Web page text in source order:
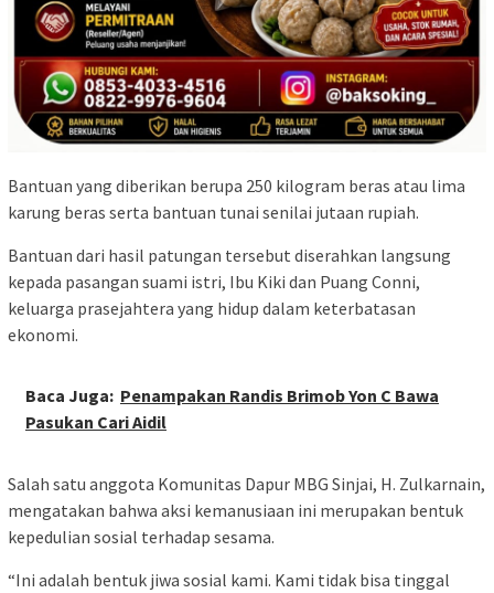
‎‎Bantuan yang diberikan berupa 250 kilogram beras atau lima
karung beras serta bantuan tunai senilai jutaan rupiah.
‎‎Bantuan dari hasil patungan tersebut diserahkan langsung
kepada pasangan suami istri, Ibu Kiki dan Puang Conni,
keluarga prasejahtera yang hidup dalam keterbatasan
ekonomi.
Baca Juga: Penampakan Randis Brimob Yon C Bawa
Pasukan Cari Aidil
‎‎Salah satu anggota Komunitas Dapur MBG Sinjai, H. Zulkarnain,
mengatakan bahwa aksi kemanusiaan ini merupakan bentuk
kepedulian sosial terhadap sesama.
‎‎“Ini adalah bentuk jiwa sosial kami. Kami tidak bisa tinggal